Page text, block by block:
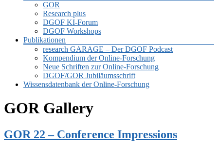
GOR
Research plus
DGOF KI-Forum
DGOF Workshops
Publikationen
research GARAGE – Der DGOF Podcast
Kompendium der Online-Forschung
Neue Schriften zur Online-Forschung
DGOF/GOR Jubiläumsschrift
Wissensdatenbank der Online-Forschung
GOR Gallery
GOR 22 – Conference Impressions